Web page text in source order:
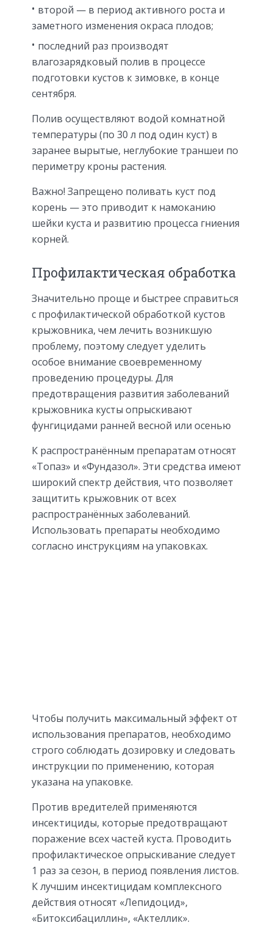
второй — в период активного роста и
заметного изменения окраса плодов;
последний раз производят
влагозарядковый полив в процессе
подготовки кустов к зимовке, в конце
сентября.
Полив осуществляют водой комнатной
температуры (по 30 л под один куст) в
заранее вырытые, неглубокие траншеи по
периметру кроны растения.
Важно! Запрещено поливать куст под
корень — это приводит к намоканию
шейки куста и развитию процесса гниения
корней.
Профилактическая обработка
Значительно проще и быстрее справиться
с профилактической обработкой кустов
крыжовника, чем лечить возникшую
проблему, поэтому следует уделить
особое внимание своевременному
проведению процедуры. Для
предотвращения развития заболеваний
крыжовника кусты опрыскивают
фунгицидами ранней весной или осенью
К распространённым препаратам относят
«Топаз» и «Фундазол». Эти средства имеют
широкий спектр действия, что позволяет
защитить крыжовник от всех
распространённых заболеваний.
Использовать препараты необходимо
согласно инструкциям на упаковках.
Чтобы получить максимальный эффект от
использования препаратов, необходимо
строго соблюдать дозировку и следовать
инструкции по применению, которая
указана на упаковке.
Против вредителей применяются
инсектициды, которые предотвращают
поражение всех частей куста. Проводить
профилактическое опрыскивание следует
1 раз за сезон, в период появления листов.
К лучшим инсектицидам комплексного
действия относят «Лепидоцид»,
«Битоксибациллин», «Актеллик».